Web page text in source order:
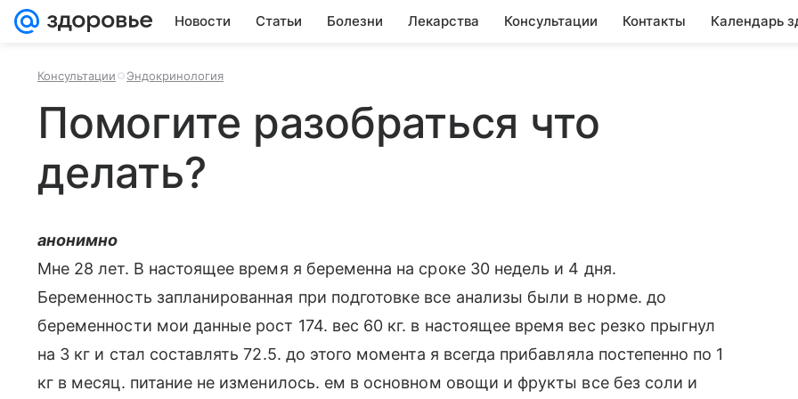
Новости Статьи Болезни Лекарства Консультации Контакты Календарь
Консультации Эндокринология
Помогите разобраться что
делать?
анонимно
Мне 28 лет. В настоящее время я беременна на сроке 30 недель и 4 дня.
Беременность запланированная при подготовке все анализы были в норме. до
беременности мои данные рост 174. вес 60 кг. в настоящее время вес резко прыгнул
на 3 кг и стал составлять 72.5. до этого момента я всегда прибавляла постепенно по 1
кг в месяц. питание не изменилось. ем в основном овощи и фрукты все без соли и